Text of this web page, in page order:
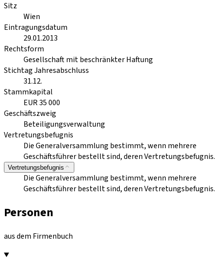
Sitz
Wien
Eintragungsdatum
29.01.2013
Rechtsform
Gesellschaft mit beschränkter Haftung
Stichtag Jahresabschluss
31.12.
Stammkapital
EUR 35 000
Geschäftszweig
Beteiligungsverwaltung
Vertretungsbefugnis
Die Generalversammlung bestimmt, wenn mehrere
Geschäftsführer bestellt sind, deren Vertretungsbefugnis.
Vertretungsbefugnis
Die Generalversammlung bestimmt, wenn mehrere
Geschäftsführer bestellt sind, deren Vertretungsbefugnis.
Personen
aus dem Firmenbuch